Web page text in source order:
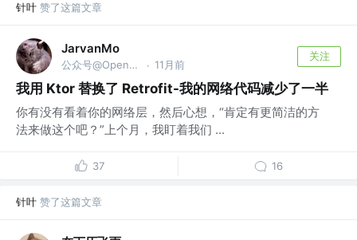
针叶 赞了这篇文章
JarvanMo
公众号@OpenFlutter · 11月前
关注
我用 Ktor 替换了 Retrofit-我的网络代码减少了一半
你有没有看着你的网络层，然后心想，“肯定有更简洁的方
法来做这个吧？”上个月，我盯着我们 ...
37 16
针叶 赞了这篇文章